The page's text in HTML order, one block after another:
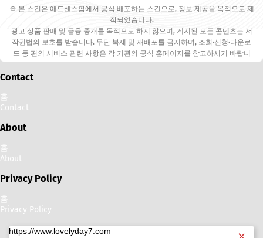
※ 본 스킨은 애드센스팜에서 공식 배포하는 스킨으로, 정보 제공을 목적으로 제
작되었습니다.
광고 상품 판매 및 금융 중개를 목적으로 하지 않으며, 게시된 모든 콘텐츠는 저
작권법의 보호를 받습니다. 무단 복제 및 재배포를 금지하며, 조회·신청·다운로
드 등 편의 서비스 관련 사항은 각 기관의 공식 홈페이지를 참고하시기 바랍니
Contact
홈
Contact
About
홈
About
Privacy Policy
홈
Privacy Policy
https://www.lovelyday7.com